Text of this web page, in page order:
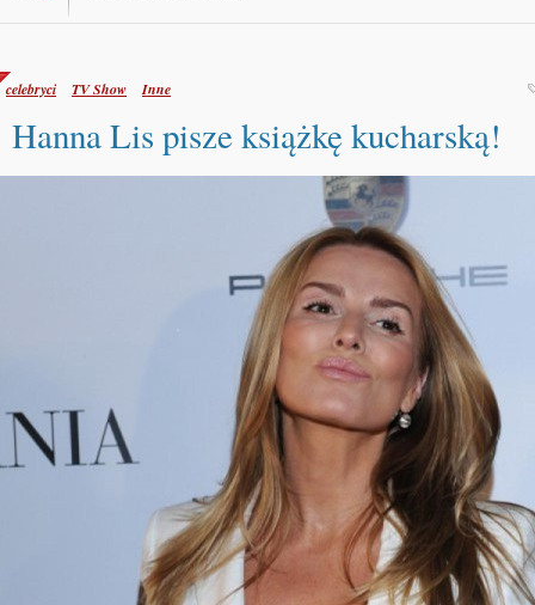
celebryci TV Show Inne
Hanna Lis pisze książkę kucharską!